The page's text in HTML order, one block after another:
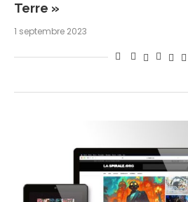
Terre »
1 septembre 2023